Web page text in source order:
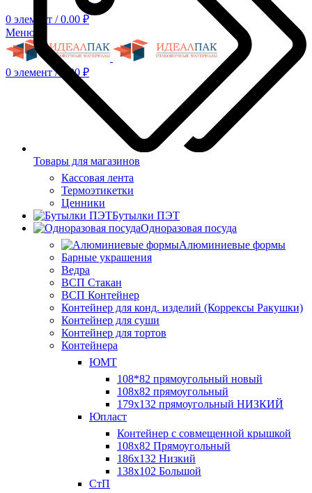
0 элемент / 0.00 ₽
Меню
0 элемент / 0.00 ₽
Товары для магазинов
Кассовая лента
Термоэтикетки
Ценники
Бутылки ПЭТ
Одноразовая посуда
Алюминиевые формы
Барные украшения
Ведра
ВСП Стакан
ВСП Контейнер
Контейнер для конд. изделий (Коррексы Ракушки)
Контейнер для суши
Контейнер для тортов
Контейнера
ЮМТ
108*82 прямоугольный новый
108х82 прямоугольный
179х132 прямоугольный НИЗКИЙ
Юпласт
Контейнер с совмещенной крышкой
108х82 Прямоугольный
186х132 Низкий
138х102 Большой
СтП